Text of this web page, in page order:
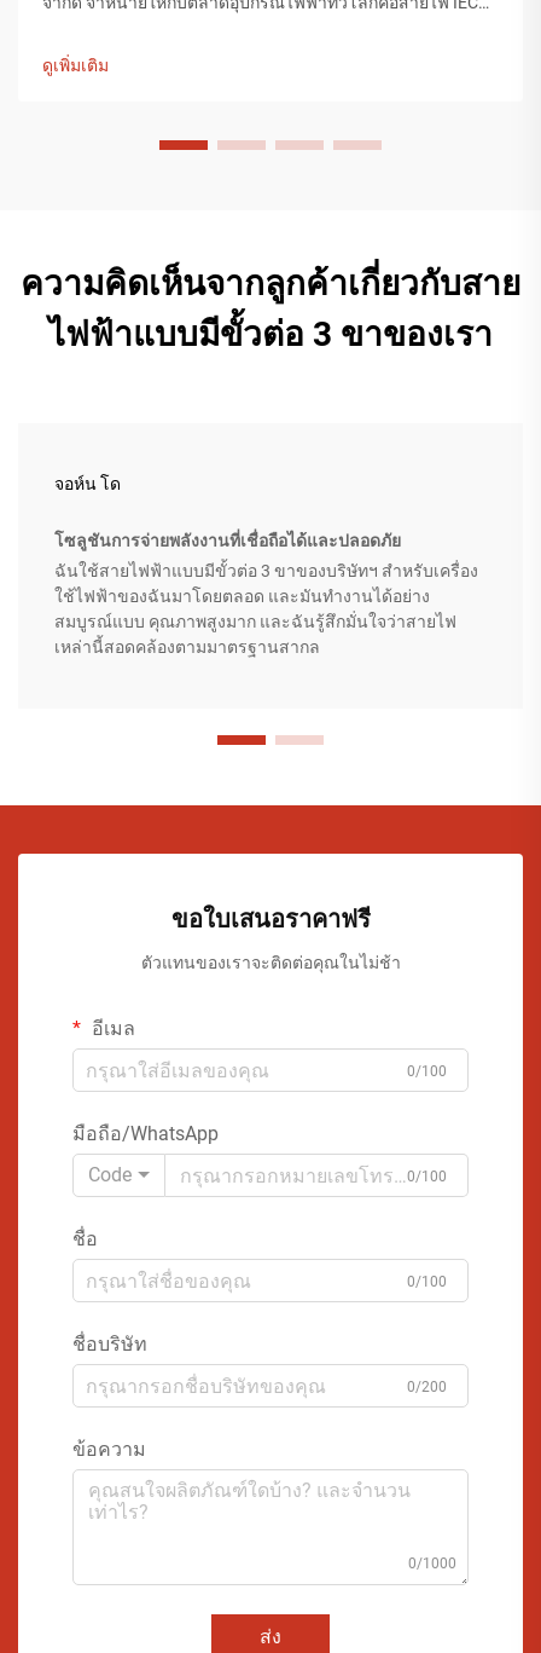
กับอุปกรณ์ที่ใช้ในทุกอุตสาหกรรม รวมถึงการบริโภค...
ดูเพิ่มเติม
ความคิดเห็นจากลูกค้าเกี่ยวกับสาย
ไฟฟ้าแบบมีขั้วต่อ 3 ขาของเรา
จอห์น โด
โซลูชันการจ่ายพลังงานที่เชื่อถือได้และปลอดภัย
ฉันใช้สายไฟฟ้าแบบมีขั้วต่อ 3 ขาของบริษัทฯ สำหรับเครื่อง
ใช้ไฟฟ้าของฉันมาโดยตลอด และมันทำงานได้อย่าง
สมบูรณ์แบบ คุณภาพสูงมาก และฉันรู้สึกมั่นใจว่าสายไฟ
เหล่านี้สอดคล้องตามมาตรฐานสากล
ขอใบเสนอราคาฟรี
ตัวแทนของเราจะติดต่อคุณในไม่ช้า
อีเมล
0/100
มือถือ/WhatsApp
Code
0/100
ชื่อ
0/100
ชื่อบริษัท
0/200
ข้อความ
0/1000
ส่ง